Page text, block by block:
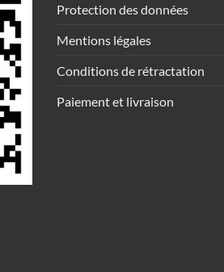
Protection des données
Mentions légales
Conditions de rétractation
Paiement et livraison